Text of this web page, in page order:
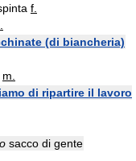
spinta f.
(di biancheria)
m.
di ripartire il lavoro
o sacco di gente